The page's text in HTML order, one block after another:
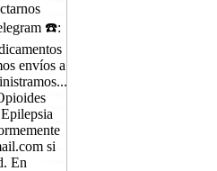
☎️:
envíos a
si
En